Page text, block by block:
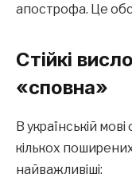
апострофа. Це
Стійкі
«сповна»
В українській
кількох
найважливіші: